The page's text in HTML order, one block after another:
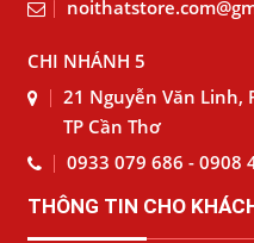
CHI NHÁNH 5
21 Nguyễn Văn Linh,
TP Cần Thơ
0933 079 686 - 0908
THÔNG TIN CHO